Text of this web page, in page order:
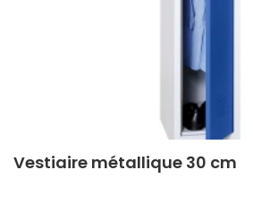
Vestiaire métallique 30 cm